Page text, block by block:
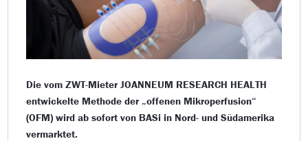
Die vom ZWT-Mieter JOANNEUM RESEARCH HEALTH
entwickelte Methode der „offenen Mikroperfusion“
(OFM) wird ab sofort von BASi in Nord- und Südamerika
vermarktet.